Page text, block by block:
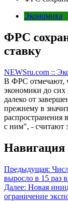
Экономика
ФРС
ставку
NEWSru.com ::
В ФРС отмечают,
экономики до сих
далеко от
прежнему в
распространения
с ним", - считают
Навигация
Предыдущая:
выросло в 15 раз
Далее: Новая
ограничение